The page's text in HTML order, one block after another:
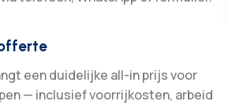
een duidelijke all-in prijs voor
— inclusief voorrijkosten, arbeid